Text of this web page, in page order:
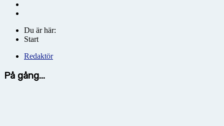
Du är här:
Start
Redaktör
På gång...